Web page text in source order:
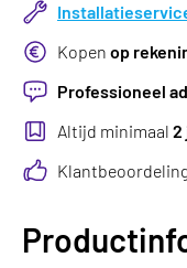
Kopen op
Professioneel
Altijd minimaal 2